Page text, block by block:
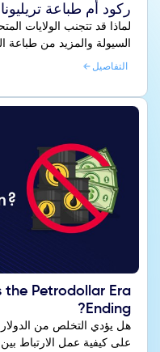
ركود أم طباعة
لماذا قد تتجنب الولايات
السيولة والمزيد من طباعة
التفاصيل
Petrodollar Era
Ending?
هل يؤدي التخلص من الدولار
على كيفية عمل الارتباط